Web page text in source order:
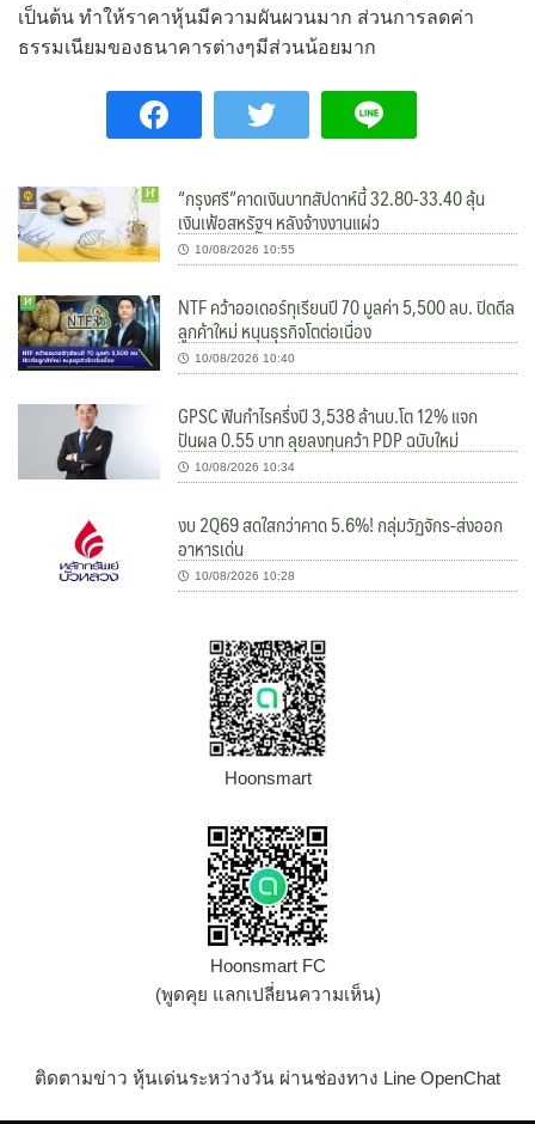
เป็นต้น ทำให้ราคาหุ้นมีความผันผวนมาก ส่วนการลดค่า
ธรรมเนียมของธนาคารต่างๆมีส่วนน้อยมาก
“กรุงศรี”คาดเงินบาทสัปดาห์นี้ 32.80-33.40 ลุ้น
เงินเฟ้อสหรัฐฯ หลังจ้างงานแผ่ว
10/08/2026 10:55
NTF คว้าออเดอร์ทุเรียนปี 70 มูลค่า 5,500 ลบ. ปิดดีล
ลูกค้าใหม่ หนุนธุรกิจโตต่อเนื่อง
10/08/2026 10:40
GPSC ฟันกำไรครึ่งปี 3,538 ล้านบ.โต 12% แจก
ปันผล 0.55 บาท ลุยลงทุนคว้า PDP ฉบับใหม่
10/08/2026 10:34
งบ 2Q69 สดใสกว่าคาด 5.6%! กลุ่มวัฏจักร-ส่งออก
อาหารเด่น
10/08/2026 10:28
Hoonsmart
Hoonsmart FC
(พูดคุย แลกเปลี่ยนความเห็น)
ติดตามข่าว หุ้นเด่นระหว่างวัน ผ่านช่องทาง Line OpenChat